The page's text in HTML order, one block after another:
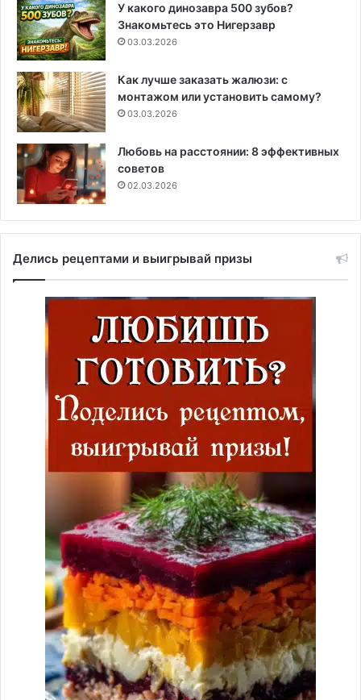
У какого динозавра 500 зубов?
Знакомьтесь это Нигерзавр
03.03.2026
Как лучше заказать жалюзи: с
монтажом или установить самому?
03.03.2026
Любовь на расстоянии: 8 эффективных
советов
02.03.2026
Делись рецептами и выигрывай призы